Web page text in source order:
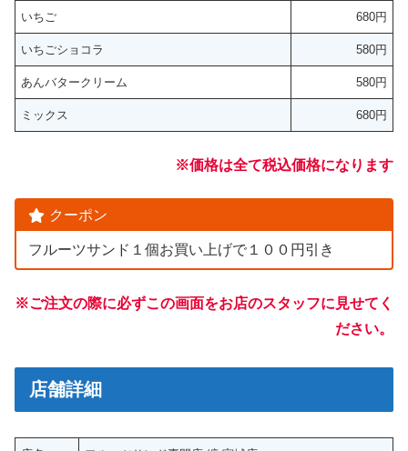
いちご 680円
いちごショコラ 580円
あんバタークリーム 580円
ミックス 680円
※価格は全て税込価格になります
クーポン
フルーツサンド１個お買い上げで１００円引き
※ご注文の際に必ずこの画面をお店のスタッフに見せてく
ださい。
店舗詳細